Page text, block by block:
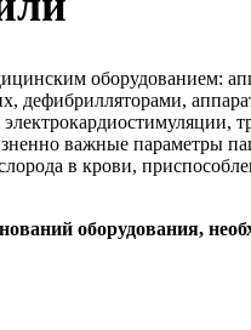
оборудованием:
дефибрилляторами,
важные параметры
в крови,
оборудования,